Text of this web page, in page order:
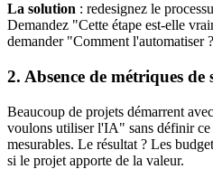
La solution : redesignez le
Demandez "Cette étape est-elle
demander "Comment l'automatiser
2. Absence de métriques de
Beaucoup de projets démarrent
voulons utiliser l'IA" sans définir ce
mesurables. Le résultat ? Les
si le projet apporte de la valeur.